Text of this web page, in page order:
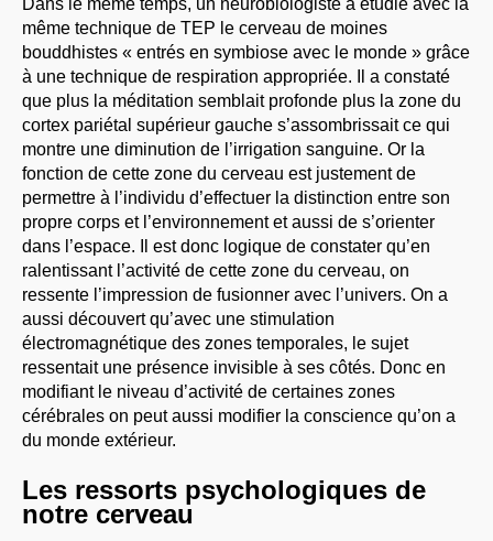
même technique de TEP le cerveau de moines
bouddhistes « entrés en symbiose avec le monde » grâce
à une technique de respiration appropriée. Il a constaté
que plus la méditation semblait profonde plus la zone du
cortex pariétal supérieur gauche s’assombrissait ce qui
montre une diminution de l’irrigation sanguine. Or la
fonction de cette zone du cerveau est justement de
permettre à l’individu d’effectuer la distinction entre son
propre corps et l’environnement et aussi de s’orienter
dans l’espace. Il est donc logique de constater qu’en
ralentissant l’activité de cette zone du cerveau, on
ressente l’impression de fusionner avec l’univers. On a
aussi découvert qu’avec une stimulation
électromagnétique des zones temporales, le sujet
ressentait une présence invisible à ses côtés. Donc en
modifiant le niveau d’activité de certaines zones
cérébrales on peut aussi modifier la conscience qu’on a
du monde extérieur.
Les ressorts psychologiques de
notre cerveau